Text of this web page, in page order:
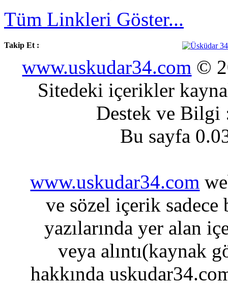
Tüm Linkleri Göster...
Takip Et :
www.uskudar34.com ©
Sitedeki içerikler
Destek ve
Bu sayfa
www.uskudar34.com
ve sözel içerik sadece
yazılarında yer alan
veya alıntı(kaynak
hakkında